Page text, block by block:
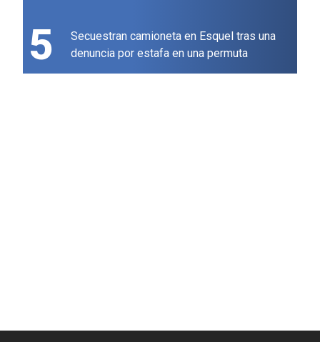
5
Secuestran camioneta en Esquel tras una
denuncia por estafa en una permuta